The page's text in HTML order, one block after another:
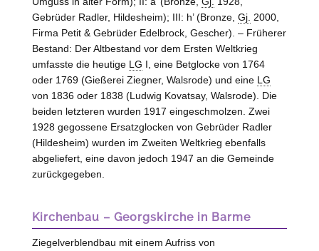
Gebrüder Radler, Hildesheim); III: h’ (Bronze, Gj. 2000,
Firma Petit & Gebrüder Edelbrock, Gescher). – Früherer
Bestand: Der Altbestand vor dem Ersten Weltkrieg
umfasste die heutige LG I, eine Betglocke von 1764
oder 1769 (Gießerei Ziegner, Walsrode) und eine LG
von 1836 oder 1838 (Ludwig Kovatsay, Walsrode). Die
beiden letzteren wurden 1917 eingeschmolzen. Zwei
1928 gegossene Ersatzglocken von Gebrüder Radler
(Hildesheim) wurden im Zweiten Weltkrieg ebenfalls
abgeliefert, eine davon jedoch 1947 an die Gemeinde
zurückgegeben.
Kirchenbau – Georgskirche in Barme
Ziegelverblendbau mit einem Aufriss von